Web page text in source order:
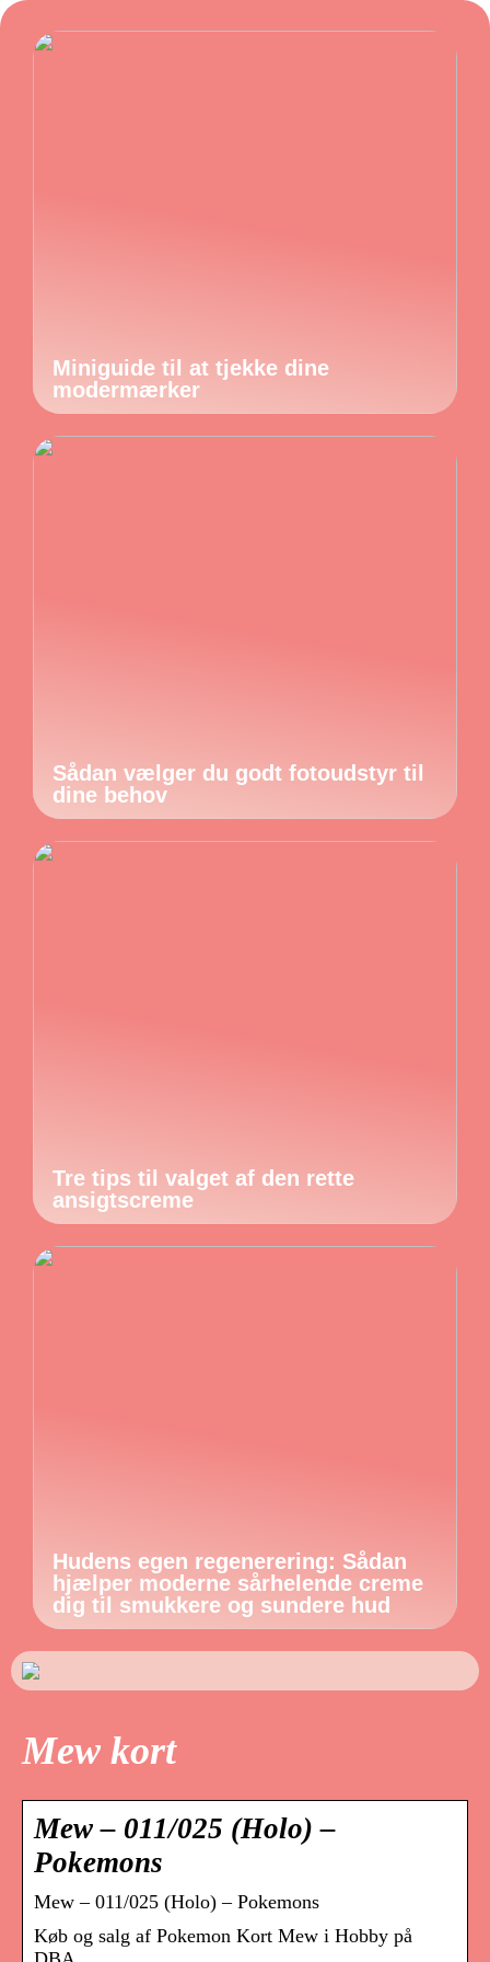
Miniguide til at tjekke dine
modermærker
Sådan vælger du godt fotoudstyr til
dine behov
Tre tips til valget af den rette
ansigtscreme
Hudens egen regenerering: Sådan
hjælper moderne sårhelende creme
dig til smukkere og sundere hud
Mew kort
Mew – 011/025 (Holo) –
Pokemons
Mew – 011/025 (Holo) – Pokemons
Køb og salg af Pokemon Kort Mew i Hobby på